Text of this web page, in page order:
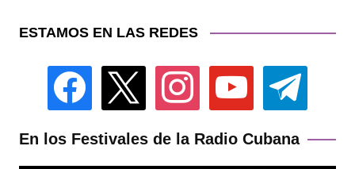
ESTAMOS EN LAS REDES
facebook instagram youtube telegram
En los Festivales de la Radio Cubana